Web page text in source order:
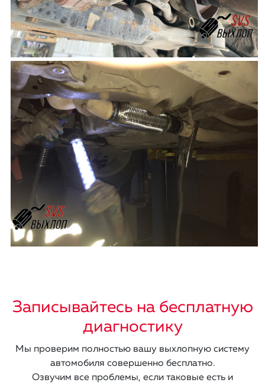
Записывайтесь на бесплатную
диагностику
Мы проверим полностью вашу выхлопную систему
автомобиля совершенно бесплатно.
Озвучим все проблемы, если таковые есть и